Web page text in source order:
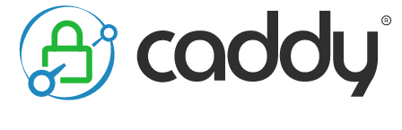
感情
笔记